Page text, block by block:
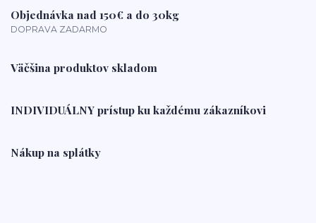
Objednávka nad 150€ a do 30kg
DOPRAVA ZADARMO
Väčšina produktov skladom
INDIVIDUÁLNY prístup ku každému zákazníkovi
Nákup na splátky